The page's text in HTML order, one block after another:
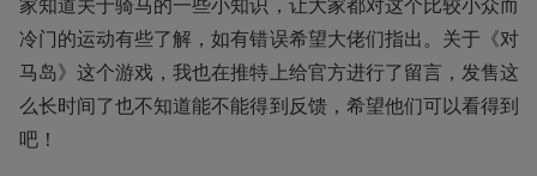
冷门的运动有些了解，如有错误希望大佬们指出。关于《对
马岛》这个游戏，我也在推特上给官方进行了留言，发售这
么长时间了也不知道能不能得到反馈，希望他们可以看得到
吧！